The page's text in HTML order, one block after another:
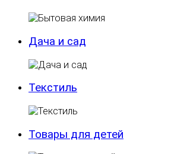
Дача и сад
Текстиль
Товары для детей